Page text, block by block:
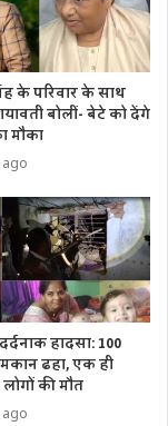
के परिवार के साथ
बोलीं- बेटे को देंगे
मौका
हादसा: 100
ढहा, एक ही
की मौत